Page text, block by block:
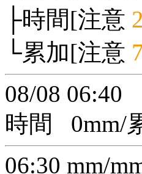
├時間[注意
└累加[注意
08/08 06:40
時間
0mm/
06:30 mm/